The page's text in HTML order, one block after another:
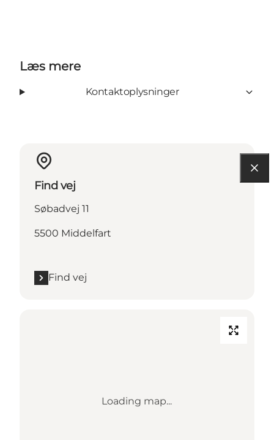
Læs mere
Kontaktoplysninger
Find vej
Søbadvej 11
5500 Middelfart
Find vej
Loading map...